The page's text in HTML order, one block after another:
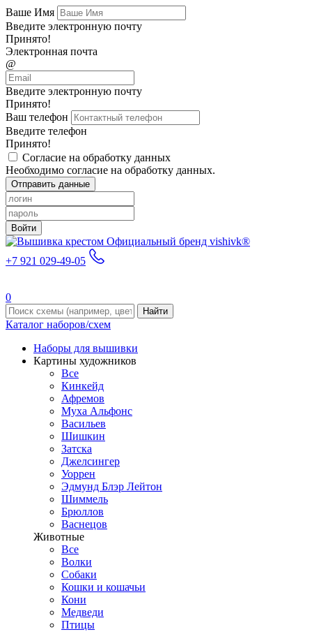
Ваше Имя
Введите электронную почту
Принято!
Электронная почта
@
Введите электронную почту
Принято!
Ваш телефон
Введите телефон
Принято!
Согласие на обработку данных
Необходимо согласие на обработку данных.
Отправить данные
Войти
Официальный бренд vishivk®
+7 921 029-49-05
0
Найти
Каталог наборов/схем
Наборы для вышивки
Картины художников
Все
Кинкейд
Афремов
Муха Альфонс
Васильев
Шишкин
Затска
Джелсингер
Уоррен
Эдмунд Блэр Лейтон
Шиммель
Брюллов
Васнецов
Животные
Все
Волки
Собаки
Кошки и кошачьи
Кони
Медведи
Птицы